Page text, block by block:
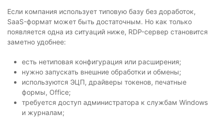
Если компания использует типовую базу без доработок,
SaaS-формат может быть достаточным. Но как только
появляется одна из ситуаций ниже, RDP-сервер становится
заметно удобнее:
есть нетиповая конфигурация или расширения;
нужно запускать внешние обработки и обмены;
используются ЭЦП, драйверы токенов, печатные
формы, Office;
требуется доступ администратора к службам Windows
и журналам;